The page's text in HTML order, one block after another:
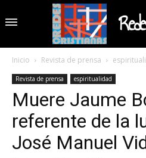
Inicio Revista de prensa
Revista de prensa espiritualidad
Muere Jaume
referente de la
José Manuel